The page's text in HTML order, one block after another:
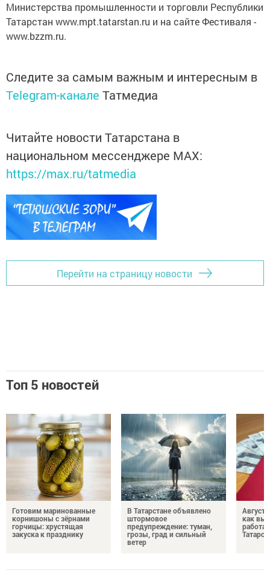
Министерства промышленности и торговли Республики
Татарстан www.mpt.tatarstan.ru и на сайте Фестиваля -
www.bzzm.ru.
Следите за самым важным и интересным в
Telegram-канале Татмедиа
Читайте новости Татарстана в
национальном мессенджере MАХ:
https://max.ru/tatmedia
Перейти на страницу новости
Топ 5 новостей
Готовим маринованные
корнишоны с зёрнами
горчицы: хрустящая
закуска к празднику
В Татарстане объявлено
штормовое
предупреждение: туман,
грозы, град и сильный
ветер
как